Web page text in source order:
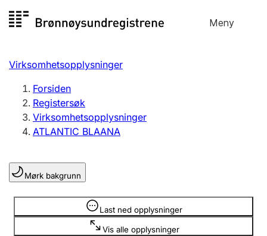
til
Meny
Registersøk
Aksjeselskap
Enkeltpersonforetak
Registrere, endre, slette
Lag og forening
Registrere, endre, slette
Virksomhetsopplysninger
Forsiden
Registersøk
Virksomhetsopplysninger
ATLANTIC BLAANA
Mørk bakgrunn
Last ned opplysninger
Vis alle opplysninger
Opplysninger er skjult